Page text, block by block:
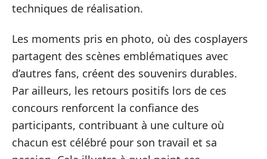
techniques de réalisation.
Les moments pris en photo, où des cosplayers
partagent des scènes emblématiques avec
d’autres fans, créent des souvenirs durables.
Par ailleurs, les retours positifs lors de ces
concours renforcent la confiance des
participants, contribuant à une culture où
chacun est célébré pour son travail et sa